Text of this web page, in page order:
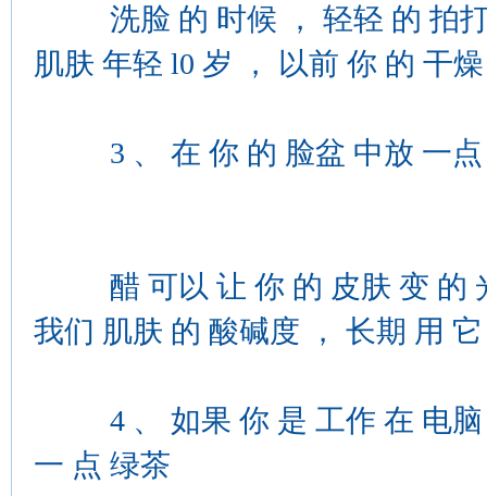
洗脸 的 时候 ， 轻轻 的 拍打
肌肤 年轻 l0 岁 ， 以前 你 的 干
3 、 在 你 的 脸盆 中放 一点
醋 可以 让 你 的 皮肤 变 的
我们 肌肤 的 酸碱度 ， 长期 用
4 、 如果 你 是 工作 在 电脑
一 点 绿茶